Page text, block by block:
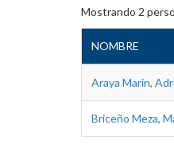
Mostrando 2
NOMBRE
Araya Marin,
Briceño Meza,